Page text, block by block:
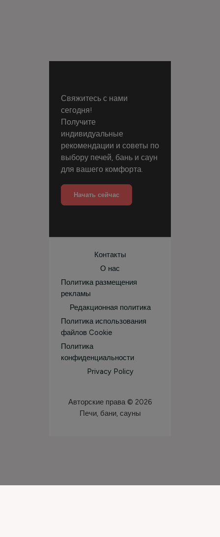
Свяжитесь с нами
сегодня!
Получите
индивидуальные
рекомендации и советы по
выбору печей, бань и саун
для вашего комфорта.
Начать сейчас
Контакты
О нас
Политика размещения
рекламы
Редакционная политика
Политика использования
файлов Cookie
Политика
конфиденциальности
Privacy Policy
Авторские права © 2026
Печи, бани, сауны